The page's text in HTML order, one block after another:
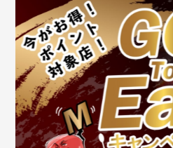
About us
Topics
4
Recruit